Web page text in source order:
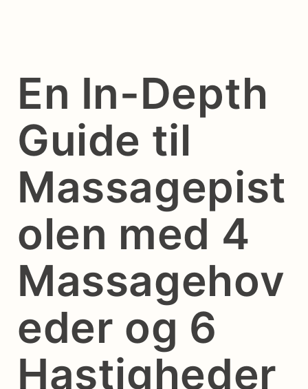
En In-Depth
Guide til
Massagepist
olen med 4
Massagehov
eder og 6
Hastigheder